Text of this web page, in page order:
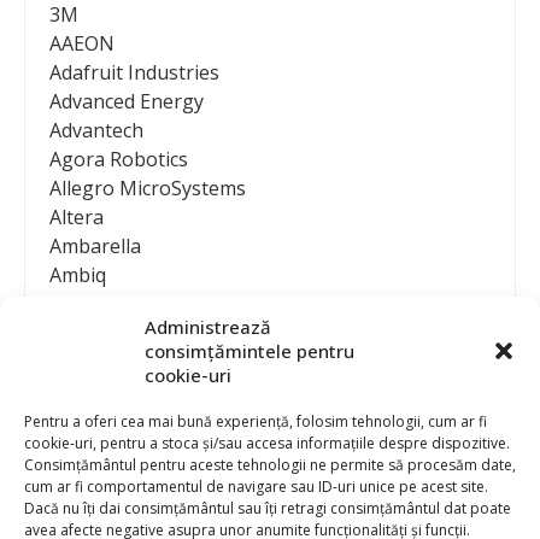
Administrează
consimțămintele pentru
cookie-uri
Pentru a oferi cea mai bună experiență, folosim tehnologii, cum ar fi
cookie-uri, pentru a stoca și/sau accesa informațiile despre dispozitive.
Consimțământul pentru aceste tehnologii ne permite să procesăm date,
cum ar fi comportamentul de navigare sau ID-uri unice pe acest site.
Dacă nu îți dai consimțământul sau îți retragi consimțământul dat poate
avea afecte negative asupra unor anumite funcționalități și funcții.
3M
AAEON
Adafruit Industries
Advanced Energy
Advantech
Agora Robotics
Allegro MicroSystems
Altera
Ambarella
Ambiq
Analog Devices
Anritsu Corporation
Ansys
APS
Arduino
Arm